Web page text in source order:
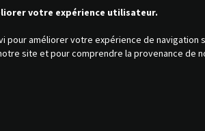
votre expérience utilisateur.
pour améliorer votre expérience de
site et pour comprendre la provenance de